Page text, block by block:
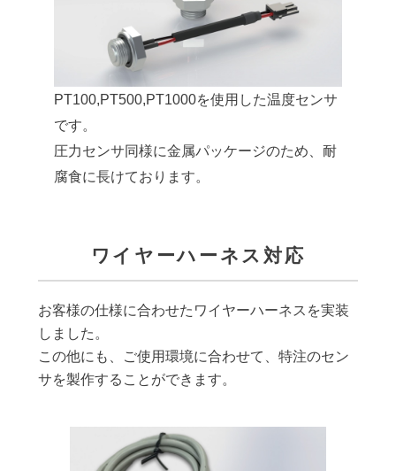
PT100,PT500,PT1000を使用した温度センサ
です。
圧力センサ同様に金属パッケージのため、耐
腐食に長けております。
ワイヤーハーネス対応
お客様の仕様に合わせたワイヤーハーネスを実装
しました。
この他にも、ご使用環境に合わせて、特注のセン
サを製作することができます。